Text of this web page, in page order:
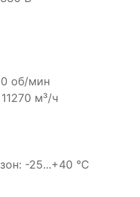
об/мин
м³/ч
-25...+40 °C